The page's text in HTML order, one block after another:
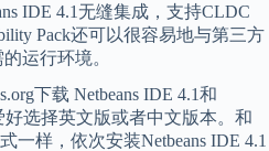
IDE 4.1无缝集成，支持CLDC
Pack还可以很容易地与第三方
运行环境。
下载 Netbeans IDE 4.1和
好选择英文版或者中文版本。和
一样，依次安装Netbeans IDE 4.1